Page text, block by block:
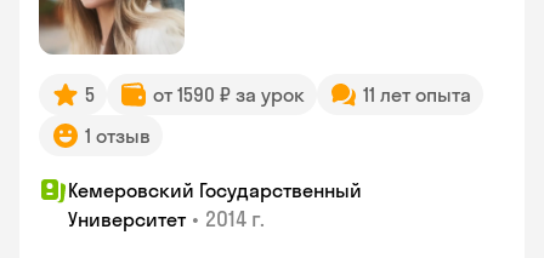
5 от 1590 ₽ за урок
11 лет опыта
1 отзыв
Кемеровский Государственный
Университет • 2014 г.